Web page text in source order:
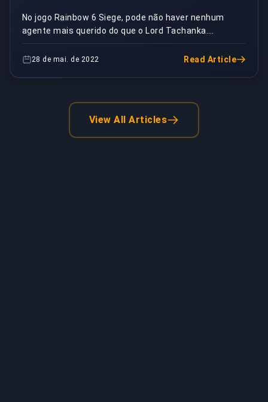
No jogo Rainbow 6 Siege, pode não haver nenhum
agente mais querido do que o Lord Tachanka.
Presente em Siege desde o seu lançamento, a ópera
russa Spe...
28 de mai. de 2022 Read Article
View All Articles